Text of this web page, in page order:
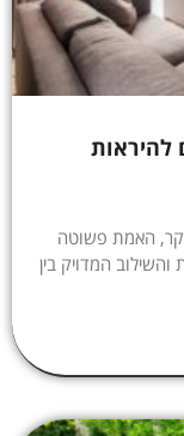
להיראות
האמת פשוטה
המדויק בין